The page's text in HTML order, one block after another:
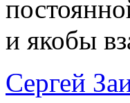
и якобы
Сергей